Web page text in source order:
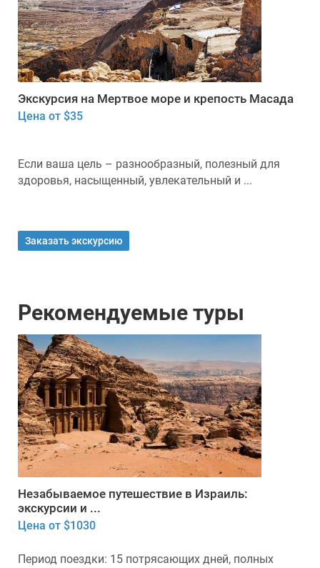
Экскурсия на Мертвое море и крепость Масада
Цена от $35
Если ваша цель – разнообразный, полезный для
здоровья, насыщенный, увлекательный и ...
Заказать экскурсию
Рекомендуемые туры
Незабываемое путешествие в Израиль:
экскурсии и ...
Цена от $1030
Период поездки: 15 потрясающих дней, полных